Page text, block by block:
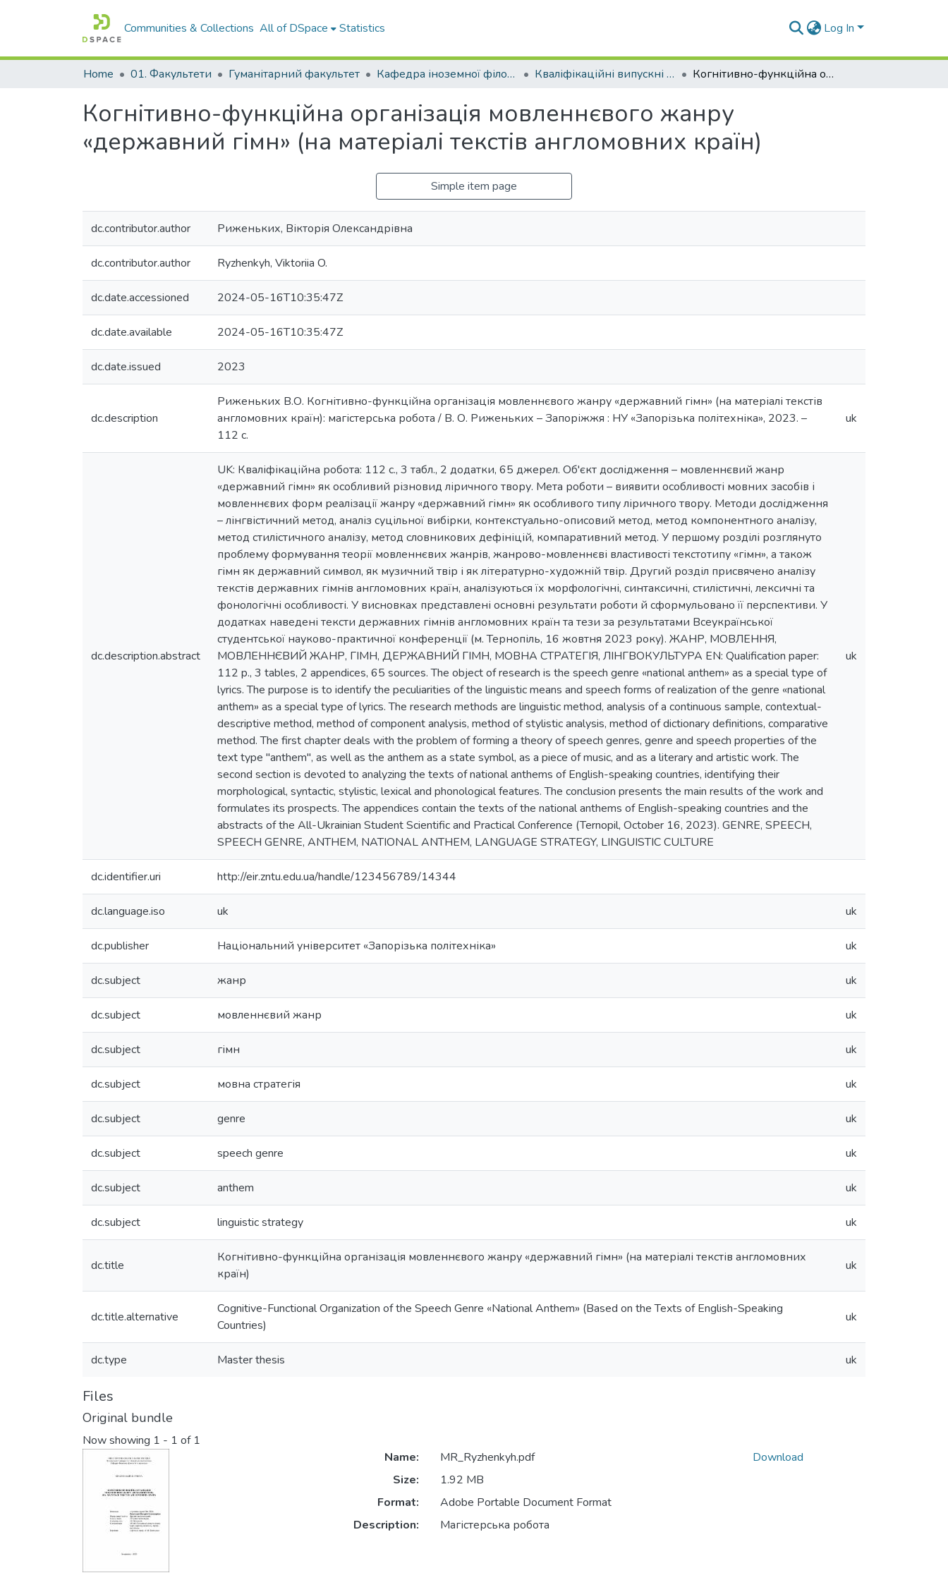
Communities & Collections All of DSpace Statistics Log In
Home 01. Факультети Гуманітарний факультет Кафедра іноземної філології та перекладу (Кафедра ІФ та П) Кваліфікаційні випускні роботи здобувачів вищої освіти кафедри ІФ та П Когнітивно-функційна організація мовленнєвого жанру «державний гімн» (на матеріалі текстів англомовних країн)
Когнітивно-функційна організація мовленнєвого жанру
«державний гімн» (на матеріалі текстів англомовних країн)
Simple item page
dc.contributor.author Риженьких, Вікторія Олександрівна
dc.contributor.author Ryzhenkyh, Viktoriia O.
dc.date.accessioned 2024-05-16T10:35:47Z
dc.date.available 2024-05-16T10:35:47Z
dc.date.issued 2023
dc.description
Риженьких В.О. Когнітивно-функційна організація мовленнєвого жанру «державний гімн» (на матеріалі текстів
англомовних країн): магістерська робота / В. О. Риженьких – Запоріжжя : НУ «Запорізька політехніка», 2023. –
112 с.
uk
dc.description.abstract
UK: Кваліфікаційна робота: 112 с., 3 табл., 2 додатки, 65 джерел. Об'єкт дослідження – мовленнєвий жанр
«державний гімн» як особливий різновид ліричного твору. Мета роботи – виявити особливості мовних засобів і
мовленнєвих форм реалізації жанру «державний гімн» як особливого типу ліричного твору. Методи дослідження
– лінгвістичний метод, аналіз суцільної вибірки, контекстуально-описовий метод, метод компонентного аналізу,
метод стилістичного аналізу, метод словникових дефініцій, компаративний метод. У першому розділі розглянуто
проблему формування теорії мовленнєвих жанрів, жанрово-мовленнєві властивості текстотипу «гімн», а також
гімн як державний символ, як музичний твір і як літературно-художній твір. Другий розділ присвячено аналізу
текстів державних гімнів англомовних країн, аналізуються їх морфологічні, синтаксичні, стилістичні, лексичні та
фонологічні особливості. У висновках представлені основні результати роботи й сформульовано її перспективи. У
додатках наведені тексти державних гімнів англомовних країн та тези за результатами Всеукраїнської
студентської науково-практичної конференції (м. Тернопіль, 16 жовтня 2023 року). ЖАНР, МОВЛЕННЯ,
МОВЛЕННЄВИЙ ЖАНР, ГІМН, ДЕРЖАВНИЙ ГІМН, МОВНА СТРАТЕГІЯ, ЛІНГВОКУЛЬТУРА EN: Qualification paper:
112 p., 3 tables, 2 appendices, 65 sources. The object of research is the speech genre «national anthem» as a special type of
lyrics. The purpose is to identify the peculiarities of the linguistic means and speech forms of realization of the genre «national
anthem» as a special type of lyrics. The research methods are linguistic method, analysis of a continuous sample, contextual-
descriptive method, method of component analysis, method of stylistic analysis, method of dictionary definitions, comparative
method. The first chapter deals with the problem of forming a theory of speech genres, genre and speech properties of the
text type "anthem", as well as the anthem as a state symbol, as a piece of music, and as a literary and artistic work. The
second section is devoted to analyzing the texts of national anthems of English-speaking countries, identifying their
morphological, syntactic, stylistic, lexical and phonological features. The conclusion presents the main results of the work and
formulates its prospects. The appendices contain the texts of the national anthems of English-speaking countries and the
abstracts of the All-Ukrainian Student Scientific and Practical Conference (Ternopil, October 16, 2023). GENRE, SPEECH,
SPEECH GENRE, ANTHEM, NATIONAL ANTHEM, LANGUAGE STRATEGY, LINGUISTIC CULTURE
uk
dc.identifier.uri http://eir.zntu.edu.ua/handle/123456789/14344
dc.language.iso uk uk
dc.publisher Національний університет «Запорізька політехніка» uk
dc.subject жанр uk
dc.subject мовленнєвий жанр uk
dc.subject гімн uk
dc.subject мовна стратегія uk
dc.subject genre uk
dc.subject speech genre uk
dc.subject anthem uk
dc.subject linguistic strategy uk
dc.title
Когнітивно-функційна організація мовленнєвого жанру «державний гімн» (на матеріалі текстів англомовних
країн)
uk
dc.title.alternative
Cognitive-Functional Organization of the Speech Genre «National Anthem» (Based on the Texts of English-Speaking
Countries)
uk
dc.type Master thesis uk
Files
Original bundle
Now showing 1 - 1 of 1
Name:
MR_Ryzhenkyh.pdf
Size:
1.92 MB
Format:
Adobe Portable Document Format
Description:
Магістерська робота
Download